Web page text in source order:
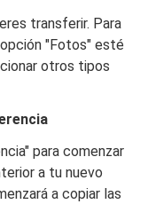
transferir. Para
"Fotos" esté
otros tipos
para comenzar
a tu nuevo
a copiar las